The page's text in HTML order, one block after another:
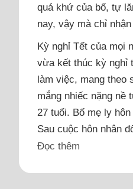
quá khứ của bố, tự
nay, vậy mà chỉ
Kỳ nghỉ Tết của mọi
vừa kết thúc kỳ nghỉ
làm việc, mang theo
mắng nhiếc nặng nề
27 tuổi. Bố mẹ ly
Sau cuộc hôn nhân
Đọc thêm